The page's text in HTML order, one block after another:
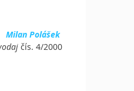
Milan Polášek
čís. 4/2000